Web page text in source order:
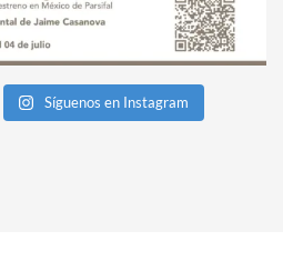
Síguenos en Instagram